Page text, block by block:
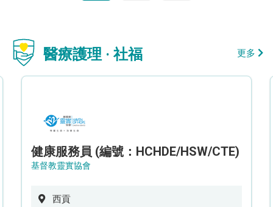
醫療護理 · 社福 更多
健康服務員 (編號：HCHDE/HSW/CTE)
基督教靈實協會
西貢